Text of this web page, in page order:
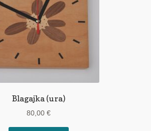
Blagajka (ura)
80,00 €